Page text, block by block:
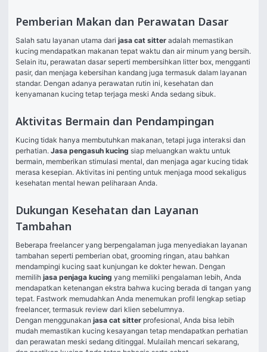
Pemberian Makan dan Perawatan Dasar
Salah satu layanan utama dari jasa cat sitter adalah memastikan
kucing mendapatkan makanan tepat waktu dan air minum yang bersih.
Selain itu, perawatan dasar seperti membersihkan litter box, mengganti
pasir, dan menjaga kebersihan kandang juga termasuk dalam layanan
standar. Dengan adanya perawatan rutin ini, kesehatan dan
kenyamanan kucing tetap terjaga meski Anda sedang sibuk.
Aktivitas Bermain dan Pendampingan
Kucing tidak hanya membutuhkan makanan, tetapi juga interaksi dan
perhatian. Jasa pengasuh kucing siap meluangkan waktu untuk
bermain, memberikan stimulasi mental, dan menjaga agar kucing tidak
merasa kesepian. Aktivitas ini penting untuk menjaga mood sekaligus
kesehatan mental hewan peliharaan Anda.
Dukungan Kesehatan dan Layanan
Tambahan
Beberapa freelancer yang berpengalaman juga menyediakan layanan
tambahan seperti pemberian obat, grooming ringan, atau bahkan
mendampingi kucing saat kunjungan ke dokter hewan. Dengan
memilih jasa penjaga kucing yang memiliki pengalaman lebih, Anda
mendapatkan ketenangan ekstra bahwa kucing berada di tangan yang
tepat. Fastwork memudahkan Anda menemukan profil lengkap setiap
freelancer, termasuk review dari klien sebelumnya.
Dengan menggunakan jasa cat sitter profesional, Anda bisa lebih
mudah memastikan kucing kesayangan tetap mendapatkan perhatian
dan perawatan meski sedang ditinggal. Mulailah mencari sekarang,